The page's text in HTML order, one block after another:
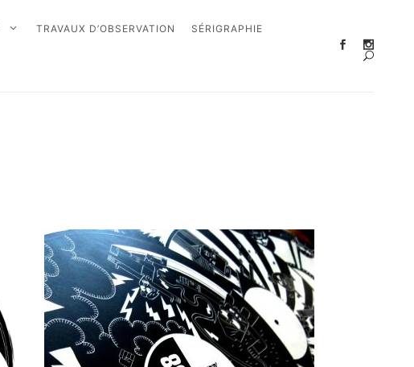
TRAVAUX D’OBSERVATION SÉRIGRAPHIE